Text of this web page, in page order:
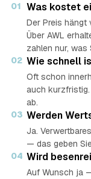
01 Was kostet
Der Preis hängt
Über AWL
zahlen nur, was
02 Wie schnell
Oft schon
auch kurzfristig.
ab.
03 Werden
Ja.
— das geben
04 Wird
Auf Wunsch ja